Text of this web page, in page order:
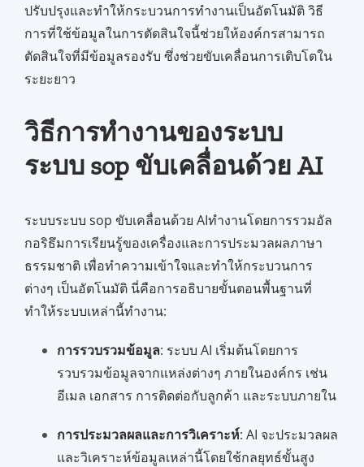
ปรับปรุงและทำให้กระบวนการทำงานเป็นอัตโนมัติ วิธี
การที่ใช้ข้อมูลในการตัดสินใจนี้ช่วยให้องค์กรสามารถ
ตัดสินใจที่มีข้อมูลรองรับ ซึ่งช่วยขับเคลื่อนการเติบโตใน
ระยะยาว
วิธีการทำงานของระบบ
ระบบ sop ขับเคลื่อนด้วย AI
ระบบระบบ sop ขับเคลื่อนด้วย AIทำงานโดยการรวมอัล
กอริธึมการเรียนรู้ของเครื่องและการประมวลผลภาษา
ธรรมชาติ เพื่อทำความเข้าใจและทำให้กระบวนการ
ต่างๆ เป็นอัตโนมัติ นี่คือการอธิบายขั้นตอนพื้นฐานที่
ทำให้ระบบเหล่านี้ทำงาน:
การรวบรวมข้อมูล: ระบบ AI เริ่มต้นโดยการ
รวบรวมข้อมูลจากแหล่งต่างๆ ภายในองค์กร เช่น
อีเมล เอกสาร การติดต่อกับลูกค้า และระบบภายใน
การประมวลผลและการวิเคราะห์: AI จะประมวลผล
และวิเคราะห์ข้อมูลเหล่านี้โดยใช้กลยุทธ์ขั้นสูง